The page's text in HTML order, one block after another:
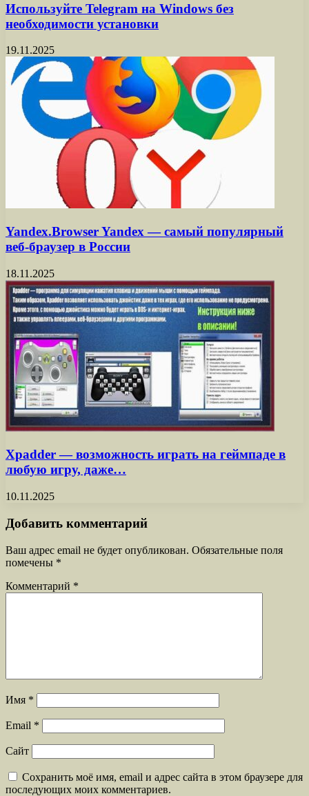
Используйте Telegram на Windows без
необходимости установки
19.11.2025
Yandex.Browser Yandex — самый популярный
веб-браузер в России
18.11.2025
Xpadder — возможность играть на геймпаде в
любую игру, даже…
10.11.2025
Добавить комментарий
Ваш адрес email не будет опубликован. Обязательные поля
помечены *
Комментарий *
Имя *
Email *
Сайт
Сохранить моё имя, email и адрес сайта в этом браузере для
последующих моих комментариев.